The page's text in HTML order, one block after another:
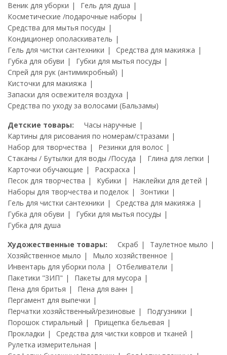
Веник для уборки
Гель для душа
Косметические /подарочные наборы
Средства для мытья посуды
Кондиционер ополаскиватель
Гель для чистки сантехники
Средства для макияжа
Губка для обуви
Губки для мытья посуды
Спрей для рук (антимикробный)
Кисточки для макияжа
Запаски для освежителя воздуха
Средства по уходу за волосами (Бальзамы)
Детские товары:
Часы наручные
Картины для рисования по номерам/стразами
Набор для творчества
Резинки для волос
Стаканы / Бутылки для воды /Посуда
Глина для лепки
Карточки обучающие
Раскраска
Песок для творчества
Кубики
Наклейки для детей
Наборы для творчества и поделок
Зонтики
Гель для чистки сантехники
Средства для макияжа
Губка для обуви
Губки для мытья посуды
Губка для душа
Художественные товары:
Скраб
Таулетное мыло
Хозяйственное мыло
Мыло хозяйственное
Инвентарь для уборки пола
Отбеливатели
Пакетики "ЗИП"
Пакеты для мусора
Пена для бритья
Пена для ванн
Пергамент для выпечки
Перчатки хозяйственный/резиновые
Подгузники
Порошок стиральный
Прищепка бельевая
Прокладки
Средства для чистки ковров и тканей
Рулетка измерительная